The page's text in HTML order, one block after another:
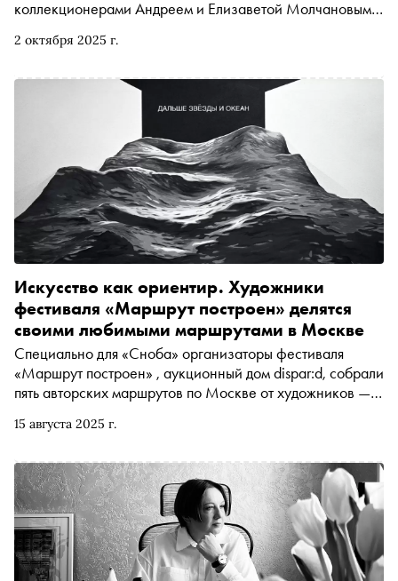
2 октября 2025 г.
коллекционерами Андреем и Елизаветой Молчановыми.
коллекционировании — не только как о хобби, но и как
15 августа 2025 г.
Искусство как ориентир. Художники
фестиваля «Маршрут построен» делятся
своими любимыми маршрутами в Москве
Специально для «Сноба» организаторы фестиваля
«Маршрут построен» , аукционный дом dispar:d, собрали
пять авторских маршрутов по Москве от художников —
творческим вдохновением или для знакомства с городом
одна точка на карте — будь то галерея, кафе, двор или
закоулочек — может стать точкой опоры на пути творца.
И каким образом городская среда превращается в
авансцену для самовыражения и творческих открытий